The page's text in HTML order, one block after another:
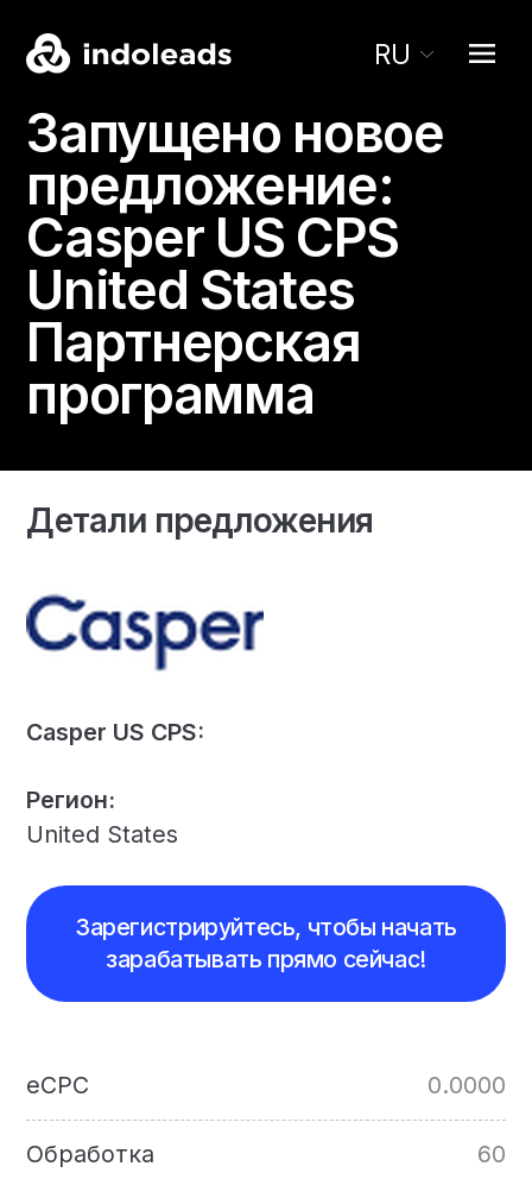
RU
Запущено новое
предложение:
Casper US CPS
United States
Партнерская
программа
Детали предложения
Casper US CPS:
Регион:
United States
Зарегистрируйтесь, чтобы начать
зарабатывать прямо сейчас!
eCPC 0.0000
Обработка 60